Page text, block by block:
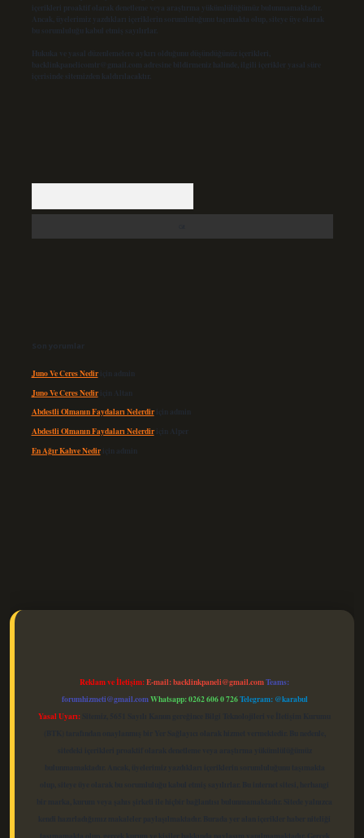
içerikleri proaktif olarak denetleme veya araştırma yükümlülüğümüz bulunmamaktadır.
Ancak, üyelerimiz yazdıkları içeriklerin sorumluluğunu taşımakta olup, siteye üye olarak
bu sorumluluğu kabul etmiş sayılırlar.
Hukuka ve yasal düzenlemelere aykırı olduğunu düşündüğünüz içerikleri,
backlinkpanelicomtr@gmail.com adresine bildirmeniz halinde, ilgili içerikler yasal süre
içerisinde sitemizden kaldırılacaktır.
Son yorumlar
Juno Ve Ceres Nediriçin admin
Juno Ve Ceres Nediriçin Altan
Abdestli Olmanın Faydaları Nelerdiriçin admin
Abdestli Olmanın Faydaları Nelerdiriçin Alper
En Ağır Kahve Nediriçin admin
Reklam ve İletişim:E-mail:backlinkpaneli@gmail.comTeams:
forumhizmeti@gmail.comWhatsapp: 0262 606 0 726Telegram: @karabul
Yasal Uyarı: